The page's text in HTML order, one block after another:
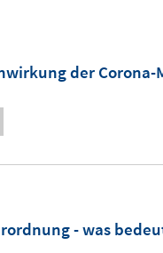
der Corona-
- was